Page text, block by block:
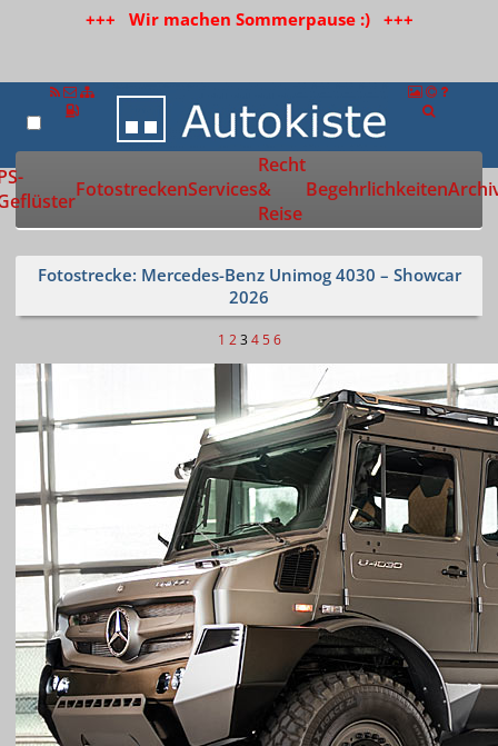
+++ Wir machen Sommerpause :) +++
Zur Startseite
FotostreckenServices
Recht
&
Reise
Begehrlichkeiten
Fotostrecke: Mercedes-Benz Unimog 4030 – Showcar
2026
1 2 3 4 5 6